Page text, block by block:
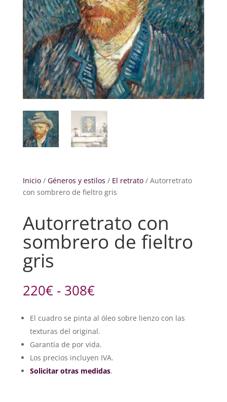
Inicio/ Géneros y estilos / El retrato/ Autorretrato
con sombrero de fieltro gris
Autorretrato con
sombrero de fieltro
gris
220€ - 308€Rango
de
precios:
desde
220€
hasta
308€
El cuadro se pinta al óleo sobre lienzo con las
texturas del original.
Garantía de por vida.
Los precios incluyen IVA.
Solicitar otras medidas.